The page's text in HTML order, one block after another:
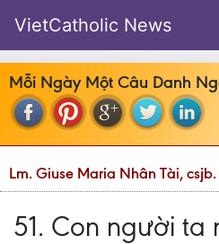
VietCatholic News
Mỗi Ngày Một Câu Danh
Lm. Giuse Maria Nhân Tài, csjb.
51. Con người ta